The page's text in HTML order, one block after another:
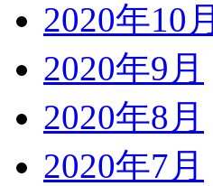
2020年10月
2020年9月
2020年8月
2020年7月